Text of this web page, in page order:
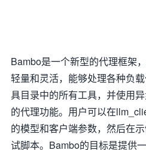
Bambo是一个新型的代理框架
轻量和灵活，能够处理各种负
具目录中的所有工具，并使用
的代理功能。用户可以在
的模型和客户端参数，然后在
试脚本。Bambo的目标是提供